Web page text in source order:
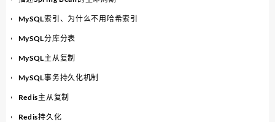
MySQL索引、为什么不用哈希索引
MySQL分库分表
MySQL主从复制
MySQL事务持久化机制
Redis主从复制
Redis持久化